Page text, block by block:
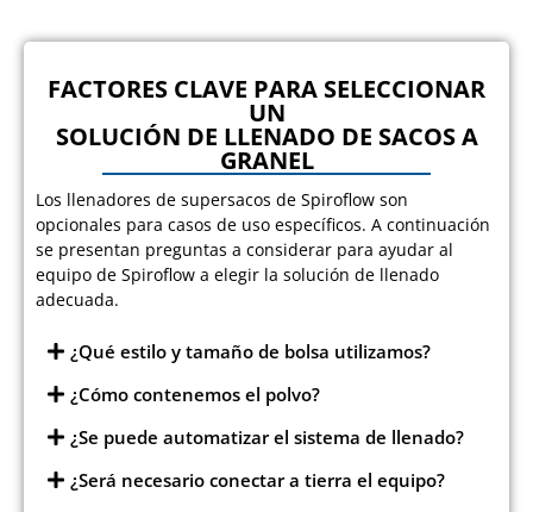
FACTORES CLAVE PARA SELECCIONAR
UN
SOLUCIÓN DE LLENADO DE SACOS A
GRANEL
Los llenadores de supersacos de Spiroflow son
opcionales para casos de uso específicos. A continuación
se presentan preguntas a considerar para ayudar al
equipo de Spiroflow a elegir la solución de llenado
adecuada.
¿Qué estilo y tamaño de bolsa utilizamos?
¿Cómo contenemos el polvo?
¿Se puede automatizar el sistema de llenado?
¿Será necesario conectar a tierra el equipo?